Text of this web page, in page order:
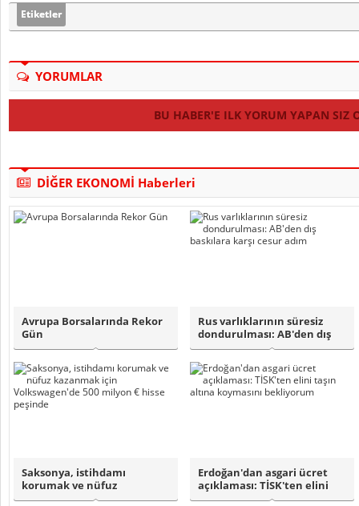
Etiketler
YORUMLAR
BU HABER'E ILK YORUM YAPAN SIZ
DİĞER EKONOMİ Haberleri
Avrupa Borsalarında Rekor
Gün
Rus varlıklarının süresiz
dondurulması: AB'den dış
baskılara..
Saksonya, istihdamı
korumak ve nüfuz
kazanmak için Volkswage..
Erdoğan'dan asgari ücret
açıklaması: TİSK'ten elini
taşın al..